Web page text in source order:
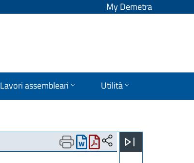
My Demetra
Lavori assembleari Utilità